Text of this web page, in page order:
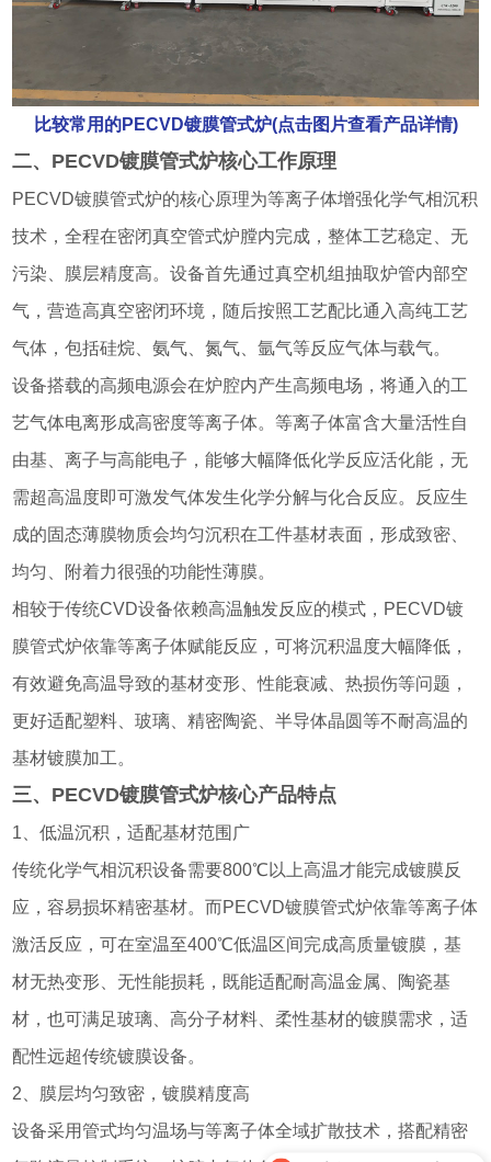
比较常用的PECVD镀膜管式炉(点击图片查看产品详情)
二、PECVD镀膜管式炉核心工作原理
PECVD镀膜管式炉的核心原理为等离子体增强化学气相沉积
技术，全程在密闭真空管式炉膛内完成，整体工艺稳定、无
污染、膜层精度高。设备首先通过真空机组抽取炉管内部空
气，营造高真空密闭环境，随后按照工艺配比通入高纯工艺
气体，包括硅烷、氨气、氮气、氩气等反应气体与载气。
设备搭载的高频电源会在炉腔内产生高频电场，将通入的工
艺气体电离形成高密度等离子体。等离子体富含大量活性自
由基、离子与高能电子，能够大幅降低化学反应活化能，无
需超高温度即可激发气体发生化学分解与化合反应。反应生
成的固态薄膜物质会均匀沉积在工件基材表面，形成致密、
均匀、附着力很强的功能性薄膜。
相较于传统CVD设备依赖高温触发反应的模式，PECVD镀
膜管式炉依靠等离子体赋能反应，可将沉积温度大幅降低，
有效避免高温导致的基材变形、性能衰减、热损伤等问题，
更好适配塑料、玻璃、精密陶瓷、半导体晶圆等不耐高温的
基材镀膜加工。
三、PECVD镀膜管式炉核心产品特点
1、低温沉积，适配基材范围广
传统化学气相沉积设备需要800℃以上高温才能完成镀膜反
应，容易损坏精密基材。而PECVD镀膜管式炉依靠等离子体
激活反应，可在室温至400℃低温区间完成高质量镀膜，基
材无热变形、无性能损耗，既能适配耐高温金属、陶瓷基
材，也可满足玻璃、高分子材料、柔性基材的镀膜需求，适
配性远超传统镀膜设备。
2、膜层均匀致密，镀膜精度高
设备采用管式均匀温场与等离子体全域扩散技术，搭配精密